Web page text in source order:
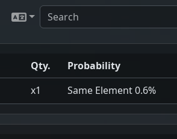
Qty.
Probability
x1 Same Element 0.6%